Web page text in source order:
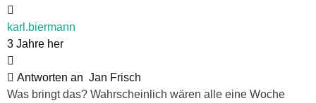
karl.biermann
3 Jahre her
Antworten an Jan Frisch
Was bringt das? Wahrscheinlich wären alle eine Woche